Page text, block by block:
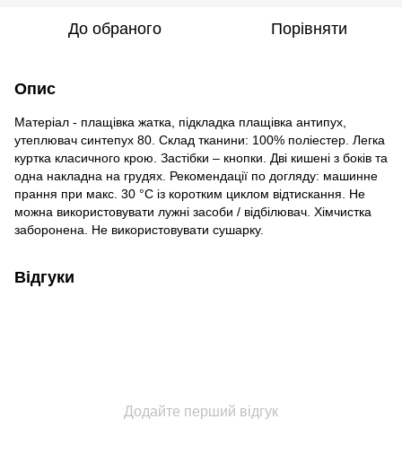
До обраного Порівняти
Опис
Матеріал - плащівка жатка, підкладка плащівка антипух,
утеплювач синтепух 80. Склад тканини: 100% поліестер. Легка
куртка класичного крою. Застібки – кнопки. Дві кишені з боків та
одна накладна на грудях. Рекомендації по догляду: машинне
прання при макс. 30 °C із коротким циклом відтискання. Не
можна використовувати лужні засоби / відбілювач. Хімчистка
заборонена. Не використовувати сушарку.
Відгуки
Додайте перший відгук